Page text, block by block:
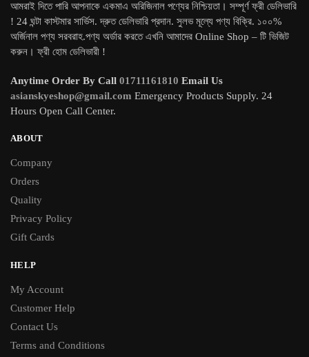
আমরাই দিতে পারি আপনাকে একমাএ অরিজিনাল পণ্যের নিশ্চিয়তা। সম্পূর্ণ ফ্রী ডেলিভারি
! 24 ঘন্টা কাস্টমার সার্ভিস. দ্রুত ডেলিভারি প্রদান. সুলভ মূল্যে পণ্য বিক্রি. ১০০%
অর্জিনাল পণ্য সরবরাহ.পণ্য অর্ডার করতে এখনি আমাদের Online Shop – টি ভিজিট
করুন। ফ্রী হোম ডেলিভারী !
Anytime Order By Call 01711161810 Email Us
asianskyeshop@gmail.com Emergency Products Supply. 24
Hours Open Call Center.
ABOUT
Company
Orders
Quality
Privacy Policy
Gift Cards
HELP
My Account
Customer Help
Contact Us
Terms and Conditions